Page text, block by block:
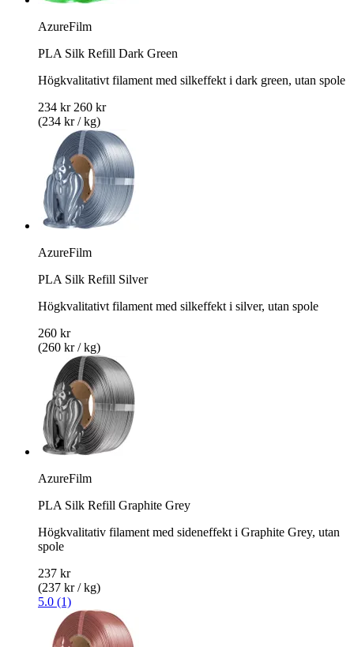
AzureFilm
PLA Silk Refill Dark Green
Högkvalitativt filament med silkeffekt i dark green, utan spole
234 kr 260 kr
(234 kr / kg)
AzureFilm
PLA Silk Refill Silver
Högkvalitativt filament med silkeffekt i silver, utan spole
260 kr
(260 kr / kg)
AzureFilm
PLA Silk Refill Graphite Grey
Högkvalitativ filament med sideneffekt i Graphite Grey, utan
spole
237 kr
(237 kr / kg)
5.0 (1)